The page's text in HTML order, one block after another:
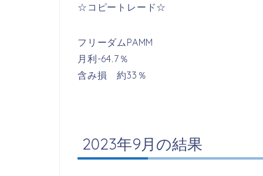
☆コピートレード☆
フリーダムPAMM
月利-64.7％
含み損 約33％
2023年9月の結果